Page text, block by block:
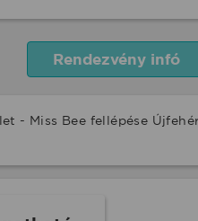
Rendezvény infó
- Miss Bee fellépése